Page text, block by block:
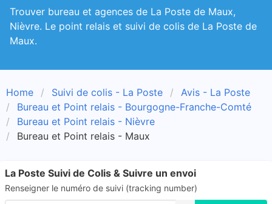
Trouver bureau et agences de La Poste de Maux,
Nièvre. Le point relais et suivi de colis de La Poste de
Maux.
Home Suivi de colis - La Poste
Avis - La Poste
Bureau et Point relais - Bourgogne-Franche-Comté
Bureau et Point relais - Nièvre
Bureau et Point relais - Maux
La Poste Suivi de Colis & Suivre un envoi
Renseigner le numéro de suivi (tracking number)